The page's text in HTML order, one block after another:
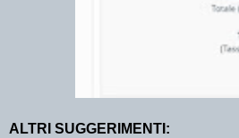
ALTRI SUGGERIMENTI: